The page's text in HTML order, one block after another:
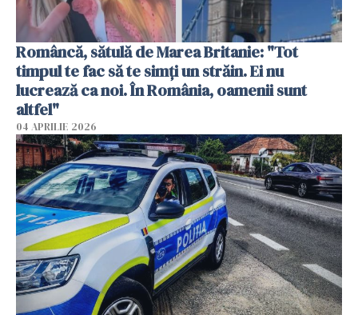
Româncă, sătulă de Marea Britanie: "Tot
timpul te fac să te simți un străin. Ei nu
lucrează ca noi. În România, oamenii sunt
altfel"
04 APRILIE 2026